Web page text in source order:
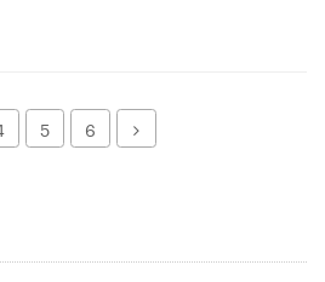
5 6 Далее